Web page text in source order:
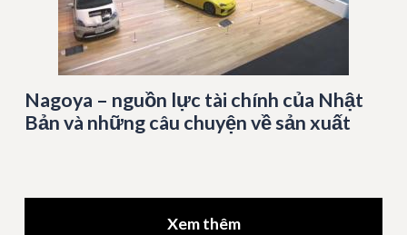
Nagoya – nguồn lực tài chính của Nhật
Bản và những câu chuyện về sản xuất
Xem thêm